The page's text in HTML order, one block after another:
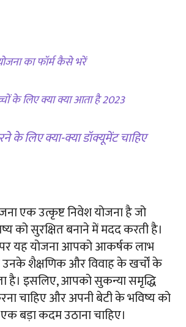
का फॉर्म कैसे भरें
के लिए क्या क्या आता है 2023
के लिए क्या-क्या डॉक्यूमेंट चाहिए
एक उत्कृष्ट निवेश योजना है जो
को सुरक्षित बनाने में मदद करती है।
यह योजना आपको आकर्षक लाभ
उनके शैक्षणिक और विवाह के खर्चों के
है। इसलिए, आपको सुकन्या समृद्धि
चाहिए और अपनी बेटी के भविष्य को
बड़ा कदम उठाना चाहिए।